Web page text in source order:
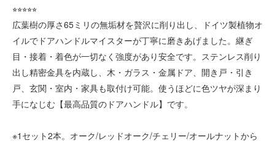
⭐︎⭐︎⭐︎⭐︎⭐︎
広葉樹の厚さ65ミリの無垢材を贅沢に削り出し、ドイツ製植物オ
イルでドアハンドルマイスターが丁寧に磨きあげました。継ぎ
目・接着・着色が一切なく強度があり安全です。ステンレス削り
出し精密金具を内蔵し、木・ガラス・金属ドア、開き戸・引き
戸、玄関・室内・家具も取付け可能。使うほどに色ツヤが深まり
手になじむ【最高品質のドアハンドル】です。
※1セット2本。オーク/レッドオーク/チェリー/オールナットから